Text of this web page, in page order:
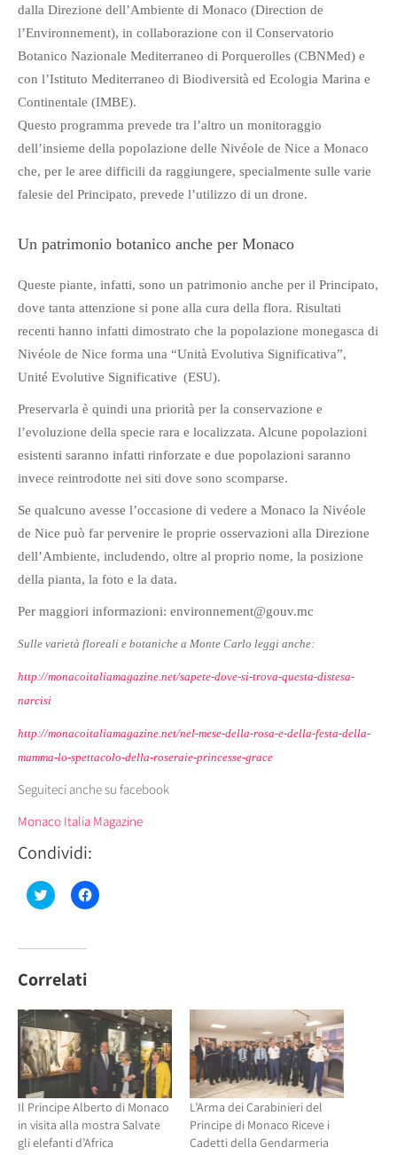
dalla Direzione dell’Ambiente di Monaco (Direction de
l’Environnement), in collaborazione con il Conservatorio
Botanico Nazionale Mediterraneo di Porquerolles (CBNMed) e
con l’Istituto Mediterraneo di Biodiversità ed Ecologia Marina e
Continentale (IMBE).
Questo programma prevede tra l’altro un monitoraggio
dell’insieme della popolazione delle Nivéole de Nice a Monaco
che, per le aree difficili da raggiungere, specialmente sulle varie
falesie del Principato, prevede l’utilizzo di un drone.
Un patrimonio botanico anche per Monaco
Queste piante, infatti, sono un patrimonio anche per il Principato,
dove tanta attenzione si pone alla cura della flora. Risultati
recenti hanno infatti dimostrato che la popolazione monegasca di
Nivéole de Nice forma una “Unità Evolutiva Significativa”,
Unité Evolutive Significative (ESU).
Preservarla è quindi una priorità per la conservazione e
l’evoluzione della specie rara e localizzata. Alcune popolazioni
esistenti saranno infatti rinforzate e due popolazioni saranno
invece reintrodotte nei siti dove sono scomparse.
Se qualcuno avesse l’occasione di vedere a Monaco la Nivéole
de Nice può far pervenire le proprie osservazioni alla Direzione
dell’Ambiente, includendo, oltre al proprio nome, la posizione
della pianta, la foto e la data.
Per maggiori informazioni: environnement@gouv.mc
Sulle varietà floreali e botaniche a Monte Carlo leggi anche:
http://monacoitaliamagazine.net/sapete-dove-si-trova-questa-distesa-
narcisi
http://monacoitaliamagazine.net/nel-mese-della-rosa-e-della-festa-della-
mamma-lo-spettacolo-della-roseraie-princesse-grace
Seguiteci anche su facebook
Monaco Italia Magazine
Condividi:
Fai
clic
su
(Si
apre
una
nuova
finestra)
Fai
clic
nuova
finestra)
Correlati
Il Principe Alberto di Monaco
in visita alla mostra Salvate
gli elefanti d’Africa
L’Arma dei Carabinieri del
Principe di Monaco Riceve i
Cadetti della Gendarmeria